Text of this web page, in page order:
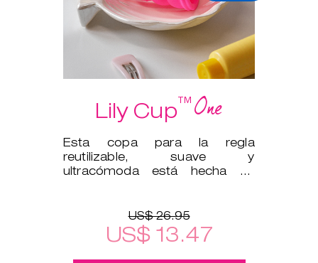
Lily Cup™One
Esta copa para la regla
reutilizable, suave y
ultracómoda está hecha de
US$ 26.95
US$ 13.47